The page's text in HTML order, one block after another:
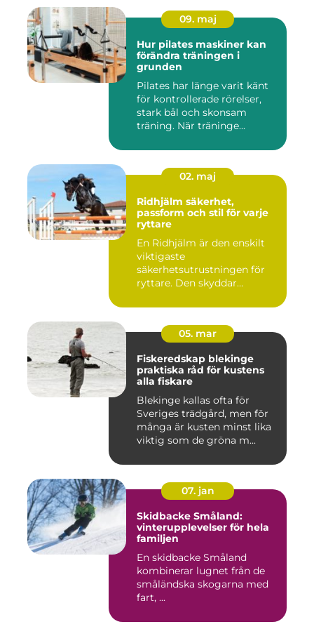
09. maj
Hur pilates maskiner kan
förändra träningen i
grunden
Pilates har länge varit känt
för kontrollerade rörelser,
stark bål och skonsam
träning. När träninge...
02. maj
Ridhjälm säkerhet,
passform och stil för varje
ryttare
En Ridhjälm är den enskilt
viktigaste
säkerhetsutrustningen för
ryttare. Den skyddar
05. mar
Fiskeredskap blekinge
praktiska råd för kustens
alla fiskare
Blekinge kallas ofta för
Sveriges trädgård, men för
många är kusten minst lika
viktig som de gröna m...
07. jan
Skidbacke Småland:
vinterupplevelser för hela
familjen
En skidbacke Småland
kombinerar lugnet från de
småländska skogarna med
fart, ...